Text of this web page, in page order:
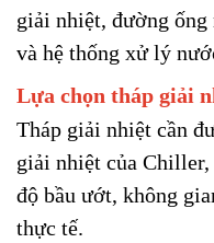
giải nhiệt, đường
và hệ thống xử lý
Lựa chọn tháp giải
Tháp giải nhiệt cần
giải nhiệt của
độ bầu ướt, không
thực tế.